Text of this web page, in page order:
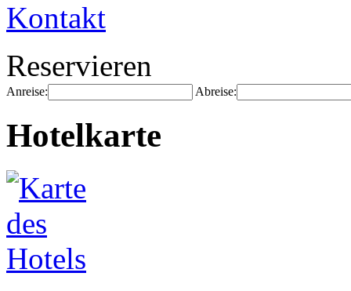
Kontakt
Reservieren
Anreise: Abreise:
Hotelkarte